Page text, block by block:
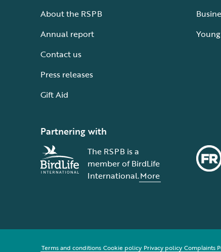
About the RSPB
Annual report
Contact us
Press releases
Gift Aid
Partnering with
The RSPB is a
member of BirdLife
International.More
Terms and conditions Cookie policy Privacy policy Complaints